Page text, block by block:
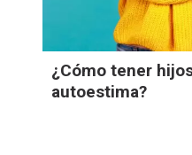
¿Cómo tener
autoestima?